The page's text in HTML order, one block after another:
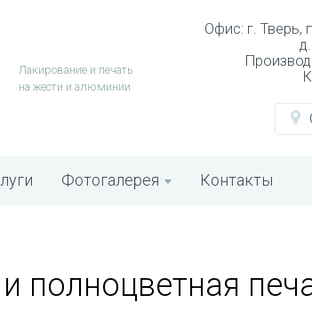
Лакирование и печать
на жести и алюминии
Офис: г. Тверь,
Фотогалерея Контакты
полноцветная